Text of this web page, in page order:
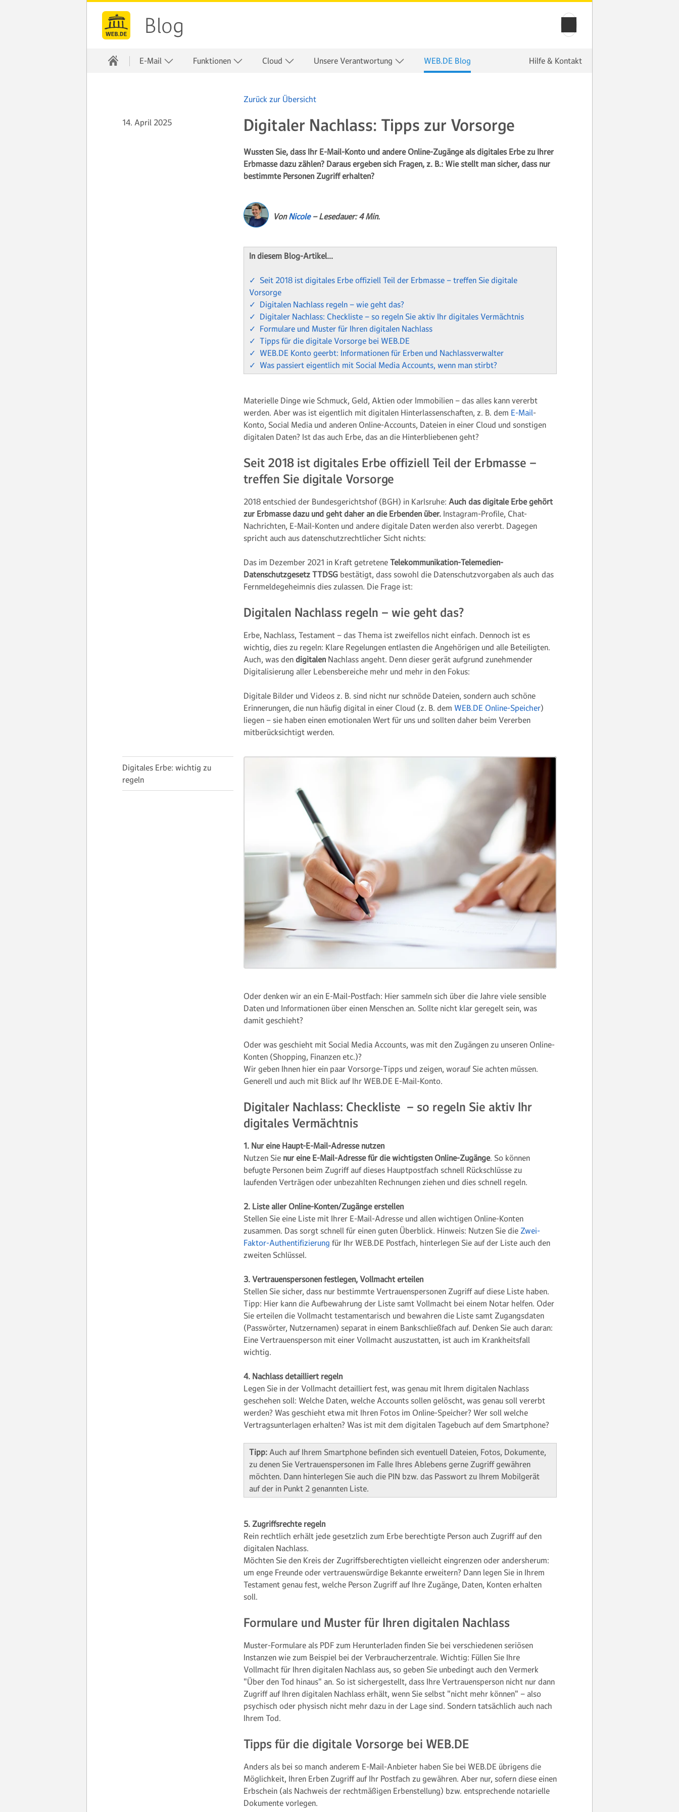
Blog
E-Mail Funktionen Cloud Unsere Verantwortung WEB.DE Blog Hilfe & Kontakt
Zurück zur Übersicht
14. April 2025 Digitaler Nachlass: Tipps zur Vorsorge
Wussten Sie, dass Ihr E-Mail-Konto und andere Online-Zugänge als digitales Erbe zu Ihrer
Erbmasse dazu zählen? Daraus ergeben sich Fragen, z. B.: Wie stellt man sicher, dass nur
bestimmte Personen Zugriff erhalten?
VonNicole– Lesedauer: 4 Min.
In diesem Blog-Artikel…
✓ Seit 2018 ist digitales Erbe offiziell Teil der Erbmasse – treffen Sie digitale
Vorsorge
✓ Digitalen Nachlass regeln – wie geht das?
✓ Digitaler Nachlass: Checkliste – so regeln Sie aktiv Ihr digitales Vermächtnis
✓ Formulare und Muster für Ihren digitalen Nachlass
✓ Tipps für die digitale Vorsorge bei WEB.DE
✓ WEB.DE Konto geerbt: Informationen für Erben und Nachlassverwalter
✓ Was passiert eigentlich mit Social Media Accounts, wenn man stirbt?
Materielle Dinge wie Schmuck, Geld, Aktien oder Immobilien – das alles kann vererbt
werden. Aber was ist eigentlich mit digitalen Hinterlassenschaften, z. B. dem E-Mail-
Konto, Social Media und anderen Online-Accounts, Dateien in einer Cloud und sonstigen
digitalen Daten? Ist das auch Erbe, das an die Hinterbliebenen geht?
Seit 2018 ist digitales Erbe offiziell Teil der Erbmasse –
treffen Sie digitale Vorsorge
2018 entschied der Bundesgerichtshof (BGH) in Karlsruhe: Auch das digitale Erbe gehört
zur Erbmasse dazu und geht daher an die Erbenden über. Instagram-Profile, Chat-
Nachrichten, E-Mail-Konten und andere digitale Daten werden also vererbt. Dagegen
spricht auch aus datenschutzrechtlicher Sicht nichts:
Das im Dezember 2021 in Kraft getretene Telekommunikation-Telemedien-
Datenschutzgesetz TTDSG bestätigt, dass sowohl die Datenschutzvorgaben als auch das
Fernmeldegeheimnis dies zulassen. Die Frage ist:
Digitalen Nachlass regeln – wie geht das?
Erbe, Nachlass, Testament – das Thema ist zweifellos nicht einfach. Dennoch ist es
wichtig, dies zu regeln: Klare Regelungen entlasten die Angehörigen und alle Beteiligten.
Auch, was den digitalen Nachlass angeht. Denn dieser gerät aufgrund zunehmender
Digitalisierung aller Lebensbereiche mehr und mehr in den Fokus:
Digitale Bilder und Videos z. B. sind nicht nur schnöde Dateien, sondern auch schöne
Erinnerungen, die nun häufig digital in einer Cloud (z. B. dem WEB.DE Online-Speicher)
liegen – sie haben einen emotionalen Wert für uns und sollten daher beim Vererben
mitberücksichtigt werden.
Digitales Erbe: wichtig zu
regeln
Oder denken wir an ein E-Mail-Postfach: Hier sammeln sich über die Jahre viele sensible
Daten und Informationen über einen Menschen an. Sollte nicht klar geregelt sein, was
damit geschieht?
Oder was geschieht mit Social Media Accounts, was mit den Zugängen zu unseren Online-
Konten (Shopping, Finanzen etc.)?
Wir geben Ihnen hier ein paar Vorsorge-Tipps und zeigen, worauf Sie achten müssen.
Generell und auch mit Blick auf Ihr WEB.DE E-Mail-Konto.
Digitaler Nachlass: Checkliste – so regeln Sie aktiv Ihr
digitales Vermächtnis
1. Nur eine Haupt-E-Mail-Adresse nutzen
Nutzen Sie nur eine E-Mail-Adresse für die wichtigsten Online-Zugänge. So können
befugte Personen beim Zugriff auf dieses Hauptpostfach schnell Rückschlüsse zu
laufenden Verträgen oder unbezahlten Rechnungen ziehen und dies schnell regeln.
2. Liste aller Online-Konten/Zugänge erstellen
Stellen Sie eine Liste mit Ihrer E-Mail-Adresse und allen wichtigen Online-Konten
zusammen. Das sorgt schnell für einen guten Überblick. Hinweis: Nutzen Sie die Zwei-
Faktor-Authentifizierung für Ihr WEB.DE Postfach, hinterlegen Sie auf der Liste auch den
zweiten Schlüssel.
3. Vertrauenspersonen festlegen, Vollmacht erteilen
Stellen Sie sicher, dass nur bestimmte Vertrauenspersonen Zugriff auf diese Liste haben.
Tipp: Hier kann die Aufbewahrung der Liste samt Vollmacht bei einem Notar helfen. Oder
Sie erteilen die Vollmacht testamentarisch und bewahren die Liste samt Zugangsdaten
(Passwörter, Nutzernamen) separat in einem Bankschließfach auf. Denken Sie auch daran:
Eine Vertrauensperson mit einer Vollmacht auszustatten, ist auch im Krankheitsfall
wichtig.
4. Nachlass detailliert regeln
Legen Sie in der Vollmacht detailliert fest, was genau mit Ihrem digitalen Nachlass
geschehen soll: Welche Daten, welche Accounts sollen gelöscht, was genau soll vererbt
werden? Was geschieht etwa mit Ihren Fotos im Online-Speicher? Wer soll welche
Vertragsunterlagen erhalten? Was ist mit dem digitalen Tagebuch auf dem Smartphone?
Tipp: Auch auf Ihrem Smartphone befinden sich eventuell Dateien, Fotos, Dokumente,
zu denen Sie Vertrauenspersonen im Falle Ihres Ablebens gerne Zugriff gewähren
möchten. Dann hinterlegen Sie auch die PIN bzw. das Passwort zu Ihrem Mobilgerät
auf der in Punkt 2 genannten Liste.
5. Zugriffsrechte regeln
Rein rechtlich erhält jede gesetzlich zum Erbe berechtigte Person auch Zugriff auf den
digitalen Nachlass.
Möchten Sie den Kreis der Zugriffsberechtigten vielleicht eingrenzen oder andersherum:
um enge Freunde oder vertrauenswürdige Bekannte erweitern? Dann legen Sie in Ihrem
Testament genau fest, welche Person Zugriff auf Ihre Zugänge, Daten, Konten erhalten
soll.
Formulare und Muster für Ihren digitalen Nachlass
Muster-Formulare als PDF zum Herunterladen finden Sie bei verschiedenen seriösen
Instanzen wie zum Beispiel bei der Verbraucherzentrale. Wichtig: Füllen Sie Ihre
Vollmacht für Ihren digitalen Nachlass aus, so geben Sie unbedingt auch den Vermerk
"Über den Tod hinaus" an. So ist sichergestellt, dass Ihre Vertrauensperson nicht nur dann
Zugriff auf Ihren digitalen Nachlass erhält, wenn Sie selbst "nicht mehr können" – also
psychisch oder physisch nicht mehr dazu in der Lage sind. Sondern tatsächlich auch nach
Ihrem Tod.
Tipps für die digitale Vorsorge bei WEB.DE
Anders als bei so manch anderem E-Mail-Anbieter haben Sie bei WEB.DE übrigens die
Möglichkeit, Ihren Erben Zugriff auf Ihr Postfach zu gewähren. Aber nur, sofern diese einen
Erbschein (als Nachweis der rechtmäßigen Erbenstellung) bzw. entsprechende notarielle
Dokumente vorlegen.